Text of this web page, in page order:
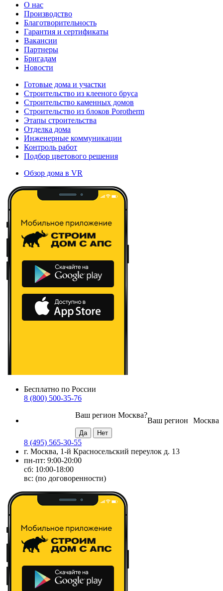
О нас
Производство
Благотворительность
Гарантия и сертификаты
Вакансии
Партнеры
Бригадам
Новости
Готовые дома и участки
Строительство из клееного бруса
Строительство каменных домов
Строительство из блоков Porotherm
Этапы строительства
Отделка дома
Инженерные коммуникации
Контроль работ
Подбор цветового решения
Обзор дома в VR
Бесплатно по России
8 (800) 500-35-76
Москва
Ваш регион
Ваш регион Москва?
8 (495) 565-30-55
г. Москва, 1-й Красносельский переулок д. 13
пн-пт: 9:00-20:00
сб: 10:00-18:00
вс: (по договоренности)